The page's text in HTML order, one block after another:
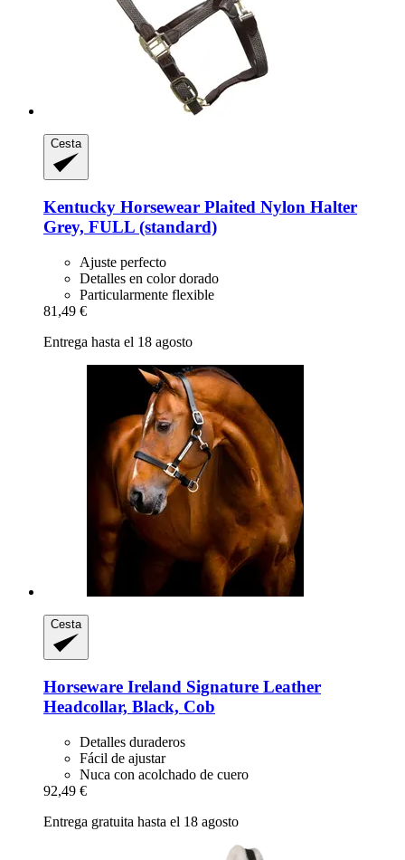
Cesta
Kentucky Horsewear Plaited Nylon Halter
Grey, FULL (standard)
Ajuste perfecto
Detalles en color dorado
Particularmente flexible
81,49 €
Entrega hasta el 18 agosto
Cesta
Horseware Ireland Signature Leather
Headcollar, Black, Cob
Detalles duraderos
Fácil de ajustar
Nuca con acolchado de cuero
92,49 €
Entrega gratuita hasta el 18 agosto